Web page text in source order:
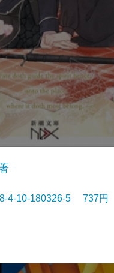
4-10-180326-5 737円